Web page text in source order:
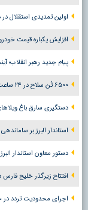
اولین تمدیدی استقلال
افزایش یکباره قیمت
پیام جدید رهبر انقلاب؛
۶۵۰۰ تُن سلاح در ۲۴ ساعت گذشته از آمریکا به اسرائیل ارسال شد
دستگیری سارق باغ ویلاهای کرج
استاندار البرز بر
دستور معاون استاندار البرز برای واگذاری
افتتاح زیرگذر خلیج فارس
اجرای محدودیت تردد در جاده